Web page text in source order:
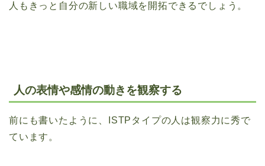
人もきっと自分の新しい職域を開拓できるでしょう。
人の表情や感情の動きを観察する
前にも書いたように、ISTPタイプの人は観察力に秀で
ています。